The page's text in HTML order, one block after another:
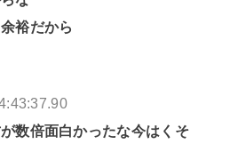
裕だから
数倍面白かったな今はくそ